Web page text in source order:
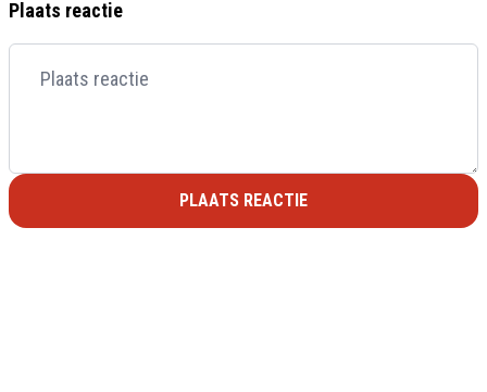
Plaats reactie
PLAATS REACTIE